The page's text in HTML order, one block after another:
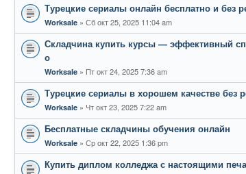
Турецкие сериалы онлайн бесплатно и без
Worksale Сб окт 25, 2025 11:04 am
Складчина купить курсы — эффективный
о
Worksale Пт окт 24, 2025 7:36 am
Турецкие сериалы в хорошем качестве без
Worksale Чт окт 23, 2025 7:22 am
Бесплатные складчины обучения онлайн
Worksale Ср окт 22, 2025 1:36 pm
Купить диплом колледжа с настоящими